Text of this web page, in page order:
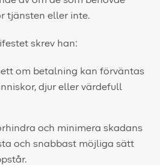
tjänsten eller inte.
skrev han:
om betalning kan förväntas
djur eller värdefull
och minimera skadans
och snabbast möjliga sätt